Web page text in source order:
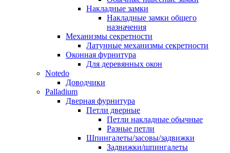
Накладные замки
Накладные замки общего
назначения
Механизмы секретности
Латунные механизмы секретности
Оконная фурнитура
Для деревянных окон
Notedo
Доводчики
Palladium
Дверная фурнитура
Петли дверные
Петли накладные обычные
Разные петли
Шпингалеты/засовы/задвижки
Задвижки/шпингалеты